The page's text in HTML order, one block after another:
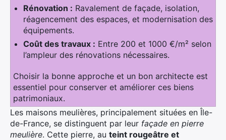
Rénovation : Ravalement de façade, isolation,
réagencement des espaces, et modernisation des
équipements.
Coût des travaux : Entre 200 et 1000 €/m² selon
l’ampleur des rénovations nécessaires.
Choisir la bonne approche et un bon architecte est
essentiel pour conserver et améliorer ces biens
patrimoniaux.
Les maisons meulières, principalement situées en Île-
de-France, se distinguent par leur façade en pierre
meulière. Cette pierre, au teint rougeâtre et